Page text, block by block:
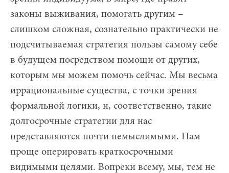
законы выживания, помогать другим –
слишком сложная, сознательно практически не
подсчитываемая стратегия пользы самому себе
в будущем посредством помощи от других,
которым мы можем помочь сейчас. Мы весьма
иррациональные существа, с точки зрения
формальной логики, и, соответственно, такие
долгосрочные стратегии для нас
представляются почти немыслимыми. Нам
проще оперировать краткосрочными
видимыми целями. Вопреки всему, мы, тем не